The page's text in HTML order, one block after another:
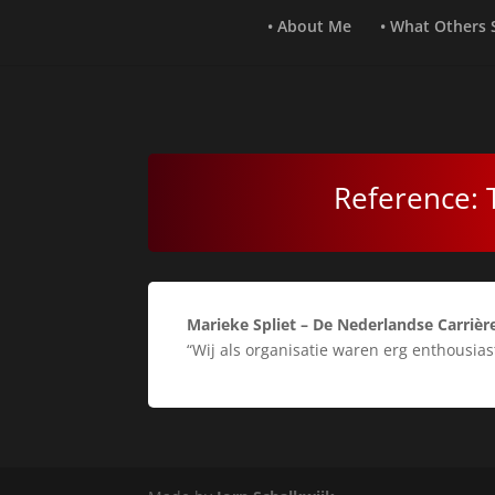
• About Me • What Others
Reference:
Marieke Spliet – De Nederlandse
“Wij als organisatie waren erg